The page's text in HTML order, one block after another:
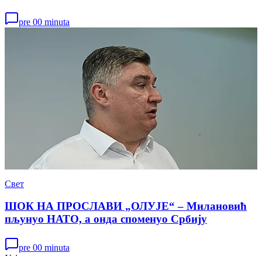
pre 00 minuta
Свет
ШОК НА ПРОСЛАВИ „ОЛУЈЕ“ – Милановић
пљунуо НАТО, а онда споменуо Србију
pre 00 minuta